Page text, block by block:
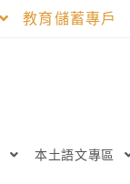
教育儲蓄專戶
本土語文專區